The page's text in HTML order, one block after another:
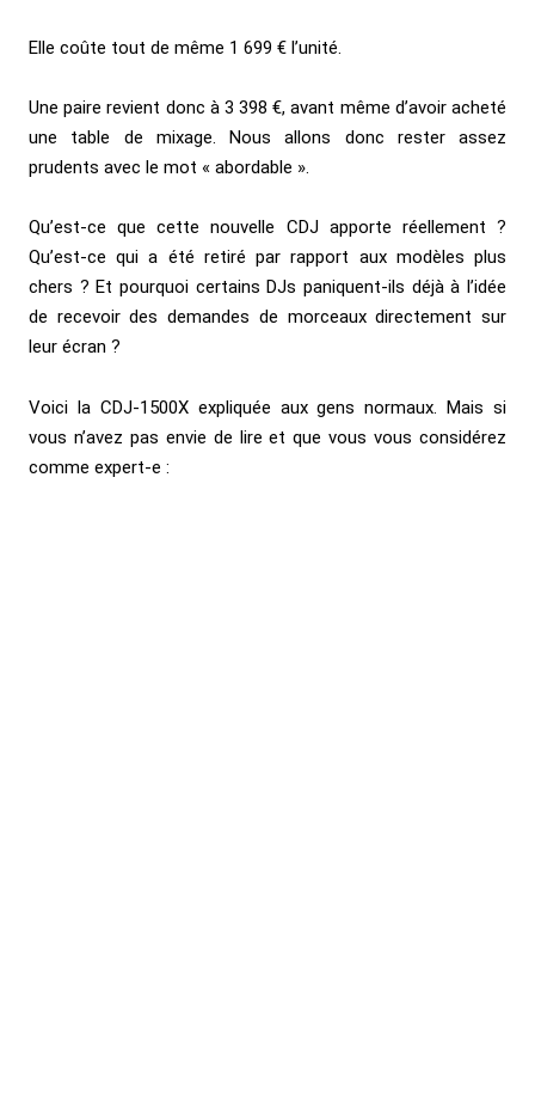
Elle coûte tout de même 1 699 € l’unité.
Une paire revient donc à 3 398 €, avant même d’avoir acheté
une table de mixage. Nous allons donc rester assez
prudents avec le mot « abordable ».
Qu’est-ce que cette nouvelle CDJ apporte réellement ?
Qu’est-ce qui a été retiré par rapport aux modèles plus
chers ? Et pourquoi certains DJs paniquent-ils déjà à l’idée
de recevoir des demandes de morceaux directement sur
leur écran ?
Voici la CDJ-1500X expliquée aux gens normaux. Mais si
vous n’avez pas envie de lire et que vous vous considérez
comme expert-e :